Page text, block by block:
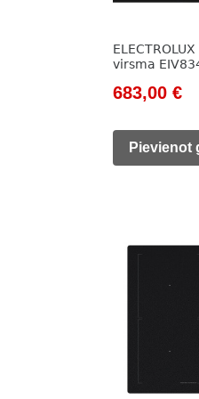
virsma
Original
was:
683,00 €
Pievienot